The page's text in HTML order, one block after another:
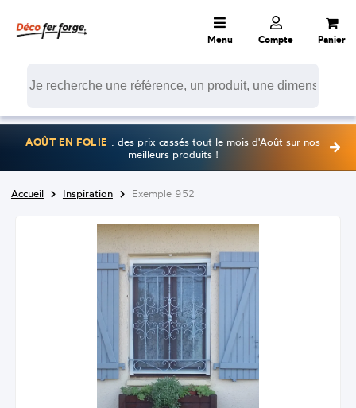
Menu Compte Panier
AOÛT EN FOLIE : des prix cassés tout le mois d'Août sur nos
meilleurs produits !
Accueil Inspiration Exemple 952